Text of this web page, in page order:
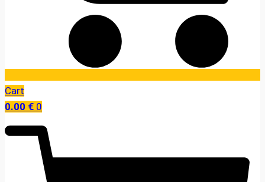
Cart
0.00 € 0